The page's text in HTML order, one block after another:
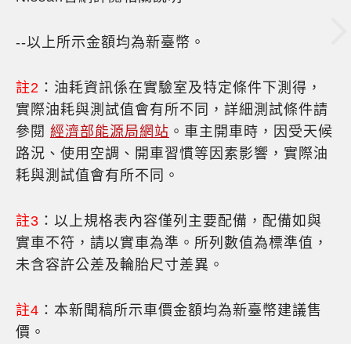
--以上所示金額均為新臺幣。
註2 ：油耗資訊係在實驗室及特定條件下測得，
實際油耗與測試值會有所不同，詳細測試條件請
參閱 經濟部能源局網站 。車主開車時，因受天候
路況、使用空調、開車習慣等因素影響，實際油
耗與測試值會有所不同。
註3 ：以上規格表內容僅列主要配備，配備如與
實車不符，請以實車為準。所列數值為標準值，
未含容許公差及輪胎尺寸差異。
註4 ：本新聞稿所示車價金額均為新臺幣建議售
價。